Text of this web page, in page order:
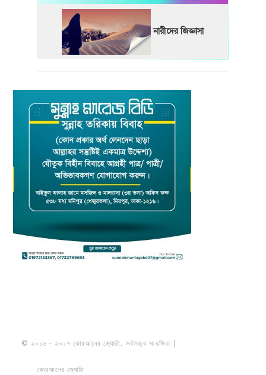
নারীদের জিজ্ঞাসা
© ২০১৬ - ২০১৭ কোরআনের জ্যোতি. সর্বসত্ত্ব সংরক্ষিত |
কোরআনের জ্যোতি